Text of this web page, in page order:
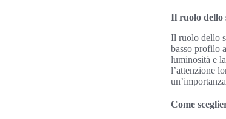
Il ruolo dello
Il ruolo dello
basso profilo
luminosità e
l’attenzione
Come